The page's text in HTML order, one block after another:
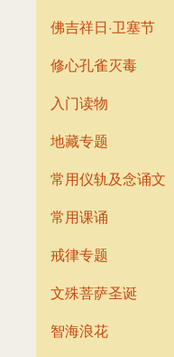
佛吉祥日·卫塞节
修心孔雀灭毒
入门读物
地藏专题
常用仪轨及念诵文
常用课诵
戒律专题
文殊菩萨圣诞
智海浪花